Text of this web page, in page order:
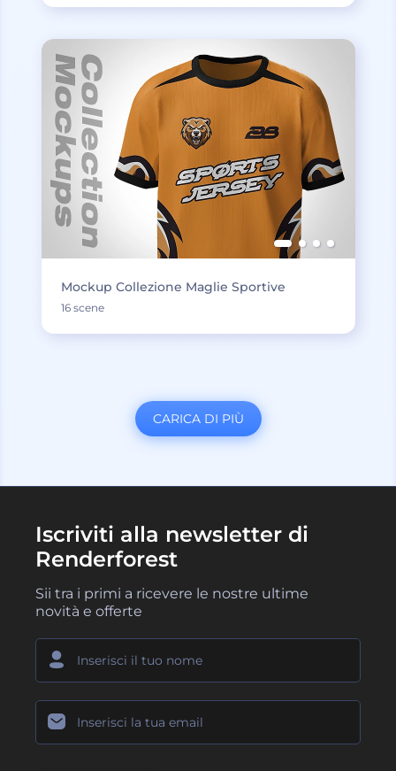
Mockup Collezione Maglie Sportive
16 scene
CARICA DI PIÙ
Iscriviti alla newsletter di
Renderforest
Sii tra i primi a ricevere le nostre ultime
novità e offerte